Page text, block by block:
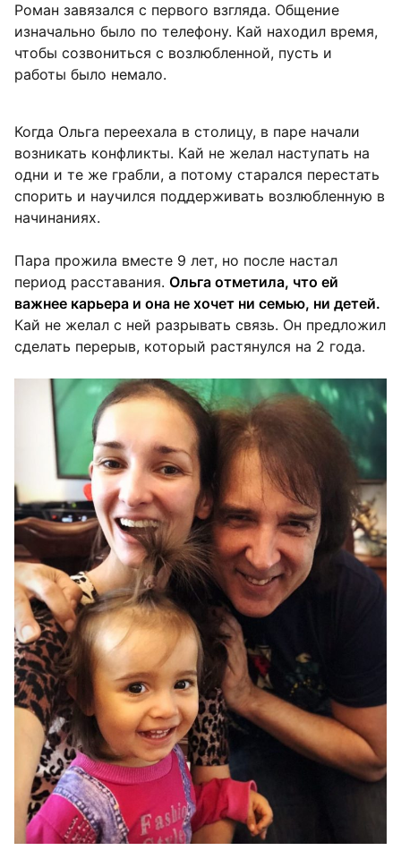
Роман завязался с первого взгляда. Общение
изначально было по телефону. Кай находил время,
чтобы созвониться с возлюбленной, пусть и
работы было немало.
Когда Ольга переехала в столицу, в паре начали
возникать конфликты. Кай не желал наступать на
одни и те же грабли, а потому старался перестать
спорить и научился поддерживать возлюбленную в
начинаниях.
Пара прожила вместе 9 лет, но после настал
период расставания. Ольга отметила, что ей
важнее карьера и она не хочет ни семью, ни детей.
Кай не желал с ней разрывать связь. Он предложил
сделать перерыв, который растянулся на 2 года.